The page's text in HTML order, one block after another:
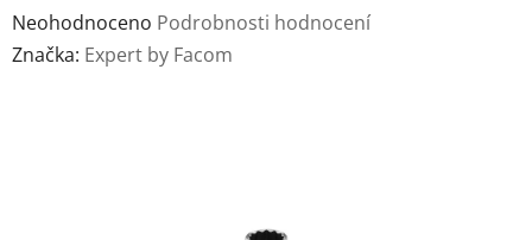
Průměrné
hodnocení
Neohodnoceno Podrobnosti hodnocení
Značka: Expert by Facom